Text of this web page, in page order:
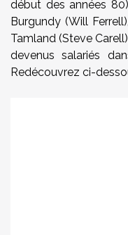
début des années
Burgundy (Will
Tamland (Steve
devenus salariés
Redécouvrez ci-